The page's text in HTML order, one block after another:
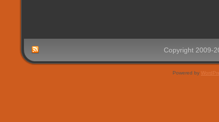
Copyright 2009-
Powered by